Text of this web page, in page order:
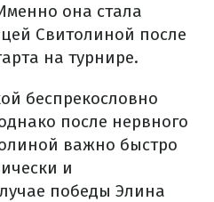
она стала
Свитолиной после
на турнире.
беспрекословно
после нервного
важно быстро
и
победы Элина